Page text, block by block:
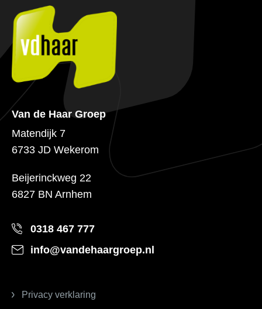
Van de Haar Groep
Matendijk 7
6733 JD Wekerom
Beijerinckweg 22
6827 BN Arnhem
0318 467 777
info@vandehaargroep.nl
Privacy verklaring